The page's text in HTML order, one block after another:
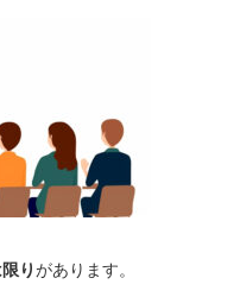
りがあります。